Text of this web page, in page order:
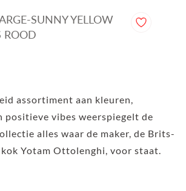
SUNNY YELLOW
ROOD
assortiment aan kleuren,
positieve vibes weerspiegelt de
alles waar de maker, de Brits-
Yotam Ottolenghi, voor staat.